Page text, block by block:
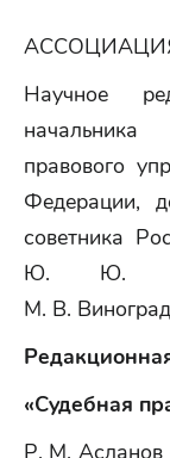
Научное
начальника
правового
Федерации,
советника
Ю. Ю.
М. В.
«Судебная
Р. М. Асланов